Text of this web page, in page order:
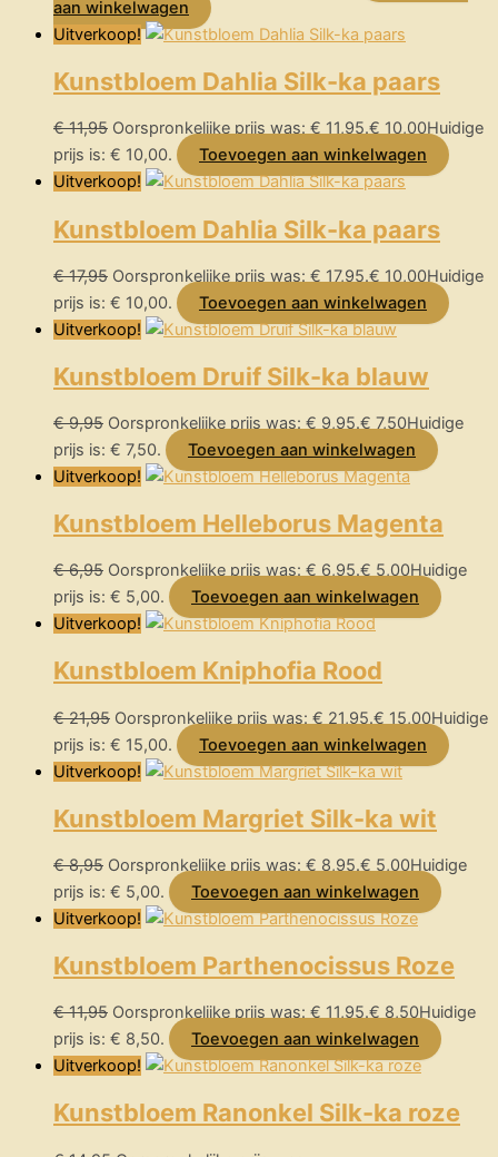
aan winkelwagen
Uitverkoop!
Kunstbloem Dahlia Silk-ka paars
€11,95 Oorspronkelijke prijs was: € 11,95.€ 10,00Huidige
prijs is: € 10,00.
Toevoegen aan winkelwagen
Uitverkoop!
Kunstbloem Dahlia Silk-ka paars
€17,95 Oorspronkelijke prijs was: € 17,95.€ 10,00Huidige
prijs is: € 10,00.
Toevoegen aan winkelwagen
Uitverkoop!
Kunstbloem Druif Silk-ka blauw
€9,95 Oorspronkelijke prijs was: € 9,95.€ 7,50Huidige
prijs is: € 7,50.
Toevoegen aan winkelwagen
Uitverkoop!
Kunstbloem Helleborus Magenta
€6,95 Oorspronkelijke prijs was: € 6,95.€ 5,00Huidige
prijs is: € 5,00.
Toevoegen aan winkelwagen
Uitverkoop!
Kunstbloem Kniphofia Rood
€21,95 Oorspronkelijke prijs was: € 21,95.€ 15,00Huidige
prijs is: € 15,00.
Toevoegen aan winkelwagen
Uitverkoop!
Kunstbloem Margriet Silk-ka wit
€8,95 Oorspronkelijke prijs was: € 8,95.€ 5,00Huidige
prijs is: € 5,00.
Toevoegen aan winkelwagen
Uitverkoop!
Kunstbloem Parthenocissus Roze
€11,95 Oorspronkelijke prijs was: € 11,95.€ 8,50Huidige
prijs is: € 8,50.
Toevoegen aan winkelwagen
Uitverkoop!
Kunstbloem Ranonkel Silk-ka roze